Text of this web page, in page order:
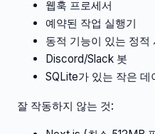
웹훅 프로세서
예약된 작업 실행기
동적 기능이 있는 정적
Discord/Slack 봇
SQLite가 있는 작은 데
잘 작동하지 않는 것: